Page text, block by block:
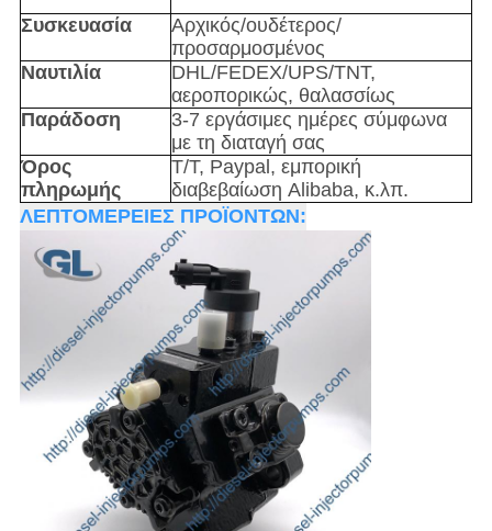
Συσκευασία
Αρχικός/ουδέτερος/
προσαρμοσμένος
Ναυτιλία
DHL/FEDEX/UPS/TNT,
αεροπορικώς, θαλασσίως
Παράδοση
3-7 εργάσιμες ημέρες σύμφωνα
με τη διαταγή σας
Όρος
πληρωμής
T/T, Paypal, εμπορική
διαβεβαίωση Alibaba, κ.λπ.
ΛΕΠΤΟΜΕΡΕΙΕΣ ΠΡΟΪΟΝΤΩΝ: